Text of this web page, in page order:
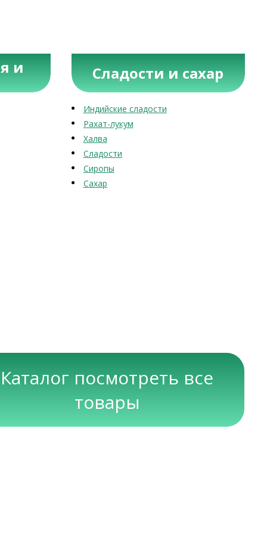
и Сладости и сахар
Индийские сладости
Рахат-лукум
Халва
Сладости
Сиропы
Сахар
Каталог посмотреть все
товары